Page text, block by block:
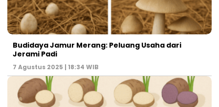
Budidaya Jamur Merang: Peluang Usaha dari
Jerami Padi
7 Agustus 2025 | 18:34 WIB